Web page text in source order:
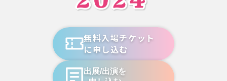
無料入場チケット
に申し込む
出展/出演を